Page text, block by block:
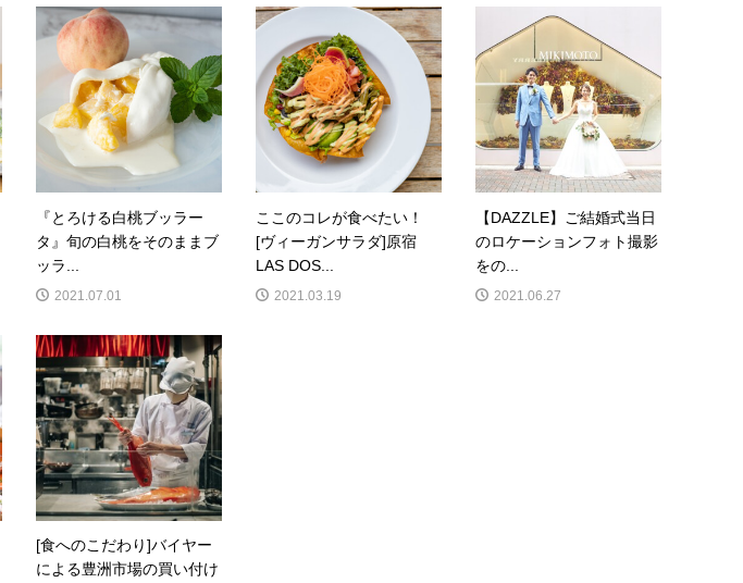
『とろける白桃ブッラー
タ』旬の白桃をそのままブ
ッラ...
2021.07.01
ここのコレが食べたい！
[ヴィーガンサラダ]原宿
LAS DOS...
2021.03.19
【DAZZLE】ご結婚式当日
のロケーションフォト撮影
をの...
2021.06.27
[食へのこだわり]バイヤー
による豊洲市場の買い付け